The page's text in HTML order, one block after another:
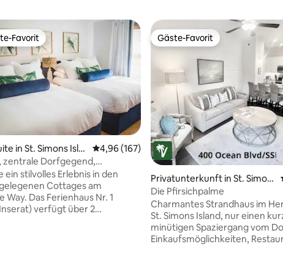
4,97 von 5, 351 Bewertungen
Gäste-Favorit.
Favorit
in St. Simons Isla
Durchschnittliche Bewertung: 4,96 von 5,
4,96 (167)
zentrale Dorfgegend,
Küstenhäuschen
ein stilvolles Erlebnis in den
Cottages am
Way. Das Ferienhaus Nr. 1
verfügt über 2
Gäste-Favorit
Gäste-Favorit
Privatunterkunft in St. Simon
s Island
Die Pfirsichpalme
Charmantes Strandhaus im
St. Simons Island, nur einen
minütigen Spaziergang vom
Einkaufsmöglichkeiten,